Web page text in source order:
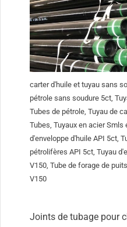
carter d'huile et tuyau sans
pétrole sans soudure 5ct,
Tubes de pétrole, Tuyau de
Tubes, Tuyaux en acier Smls
d'enveloppe d'huile API 5ct,
pétrolifères API 5ct, Tuyau
V150, Tube de forage de
V150
Joints de tubage pour